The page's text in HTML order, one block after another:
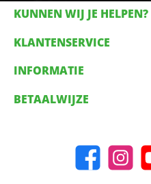
KUNNEN WIJ JE HELPEN?
KLANTENSERVICE
INFORMATIE
BETAALWIJZE